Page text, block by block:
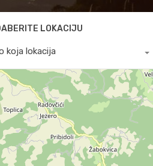
LOKACIJU
koja lokacija